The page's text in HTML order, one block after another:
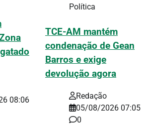
08:06
Política
TCE-AM mantém
condenação de Gean
Barros e exige
devolução agora
Redação
05/08/2026 07:05
0